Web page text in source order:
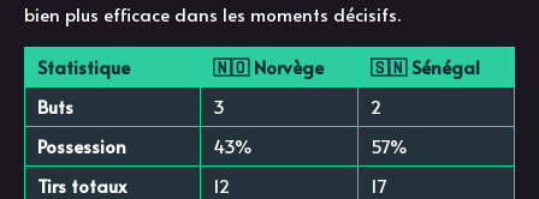
bien plus efficace dans les moments décisifs.
Statistique 🇳🇴 Norvège
🇸🇳 Sénégal
Buts
3
2
Possession
43%
57%
Tirs totaux
12
17